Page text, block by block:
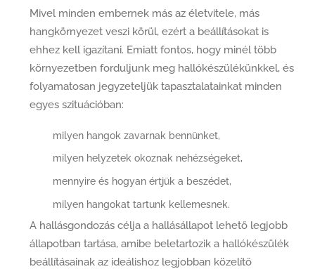
Mivel minden embernek más az életvitele, más
hangkörnyezet veszi körül, ezért a beállításokat is
ehhez kell igazítani. Emiatt fontos, hogy minél több
környezetben forduljunk meg hallókészülékünkkel, és
folyamatosan jegyzeteljük tapasztalatainkat minden
egyes szituációban:
milyen hangok zavarnak bennünket,
milyen helyzetek okoznak nehézségeket,
mennyire és hogyan értjük a beszédet,
milyen hangokat tartunk kellemesnek.
A hallásgondozás célja a hallásállapot lehető legjobb
állapotban tartása, amibe beletartozik a hallókészülék
beállításainak az ideálishoz legjobban közelítő